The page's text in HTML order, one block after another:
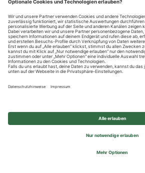
Impressum
Privatsphäre-
© 2026 REWE Group - All